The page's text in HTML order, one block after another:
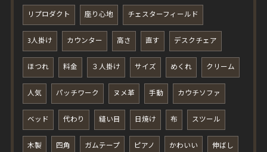
リプロダクト 座り心地 チェスターフィールド
3人掛け カウンター 高さ 直す デスクチェア
ほつれ 料金 ３人掛け サイズ めくれ クリーム
人気 パッチワーク ヌメ革 手動 カウチソファ
ベッド 代わり 縫い目 日焼け 布 スツール
木製 四角 ガムテープ ピアノ かわいい 伸ばし